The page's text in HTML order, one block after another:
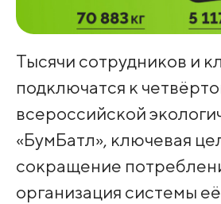
Тысячи сотрудников и
подключатся к
всероссийской
«БумБатл», ключевая
сокращение
организация системы